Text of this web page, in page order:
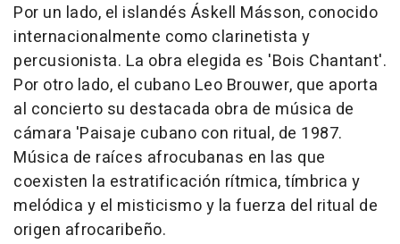
Por un lado, el islandés Áskell Másson, conocido
internacionalmente como clarinetista y
percusionista. La obra elegida es 'Bois Chantant'.
Por otro lado, el cubano Leo Brouwer, que aporta
al concierto su destacada obra de música de
cámara 'Paisaje cubano con ritual, de 1987.
Música de raíces afrocubanas en las que
coexisten la estratificación rítmica, tímbrica y
melódica y el misticismo y la fuerza del ritual de
origen afrocaribeño.